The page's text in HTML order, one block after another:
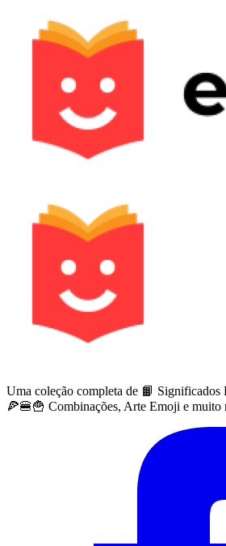
Uma coleção completa de 📙 Significados
🍕🍔🍟 Combinações, Arte Emoji e muito